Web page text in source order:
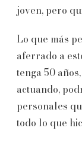
joven, pero
Lo que más
aferrado a
tenga 50
actuando,
personales
todo lo que